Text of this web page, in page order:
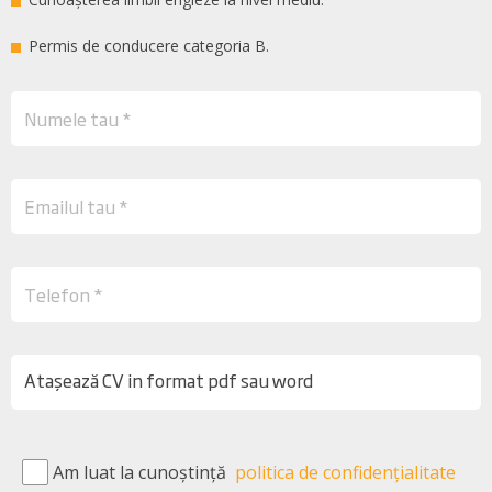
Permis de conducere categoria B.
Atașează CV in format pdf sau word
Am luat la cunoștință politica de confidențialitate